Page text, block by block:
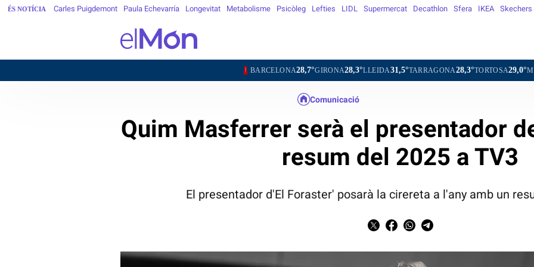
ÉS NOTÍCIA Carles Puigdemont Paula Echevarría Longevitat Metabolisme Psicòleg Lefties LIDL Supermercat Decathlon Sfera IKEA Skechers
BARCELONA28,7°GIRONA28,3°LLEIDA31,5°TARRAGONA28,3°TORTOSA29,0°MATARÓ27,8°
Comunicació
Quim Masferrer serà el presentador
resum del 2025 a TV3
El presentador d'El Foraster' posarà la cirereta a l'any amb un